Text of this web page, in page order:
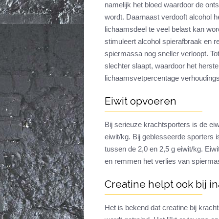
namelijk het bloed waardoor de
wordt. Daarnaast verdooft alcohol
lichaamsdeel te veel belast kan
stimuleert alcohol spierafbraak en
spiermassa nog sneller verloopt.
slechter slaapt, waardoor het
lichaamsvetpercentage
Eiwit opvoeren
Bij serieuze krachtsporters is de
eiwit/kg. Bij geblesseerde sporters
tussen de 2,0 en 2,5 g eiwit/kg.
en remmen het verlies van
Creatine helpt ook bij
Het is bekend dat creatine bij